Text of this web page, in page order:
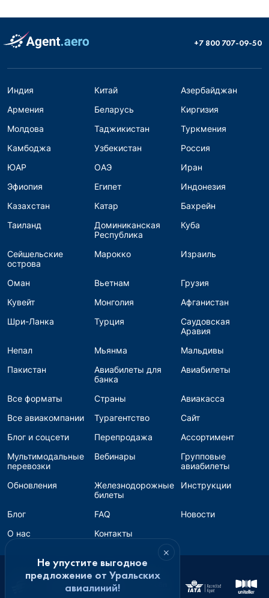
+7 800 707-09-50
Индия Китай
Азербайджан
Армения
Беларусь
Киргизия
Молдова
Таджикистан
Туркмения
Камбоджа
Узбекистан
Россия
ЮАР
ОАЭ
Иран
Эфиопия
Египет
Индонезия
Казахстан
Катар
Бахрейн
Таиланд
Доминиканская
Республика
Куба
Сейшельские
острова
Марокко Израиль
Оман Вьетнам
Грузия
Кувейт
Монголия
Афганистан
Шри-Ланка
Турция
Саудовская
Аравия
Непал
Мьянма
Мальдивы
Пакистан
Авиабилеты для
банка
Авиабилеты
Все форматы Страны
Авиакасса
Все авиакомпании
Турагентство
Сайт
Блог и соцсети
Перепродажа
Ассортимент
Мультимодальные
перевозки
Вебинары
Групповые
авиабилеты
Обновления
Железнодорожные
билеты
Инструкции
Блог FAQ
Новости
О нас
Контакты
×
Не упустите выгодное
предложение от Уральских
авиалиний!